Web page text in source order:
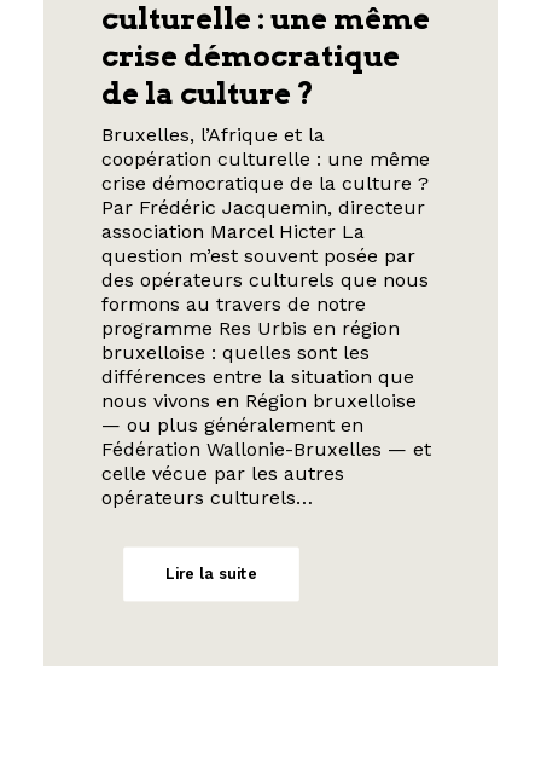
culturelle : une même
crise démocratique
de la culture ?
Bruxelles, l’Afrique et la
coopération culturelle : une même
crise démocratique de la culture ?
Par Frédéric Jacquemin, directeur
association Marcel Hicter La
question m’est souvent posée par
des opérateurs culturels que nous
formons au travers de notre
programme Res Urbis en région
bruxelloise : quelles sont les
différences entre la situation que
nous vivons en Région bruxelloise
— ou plus généralement en
Fédération Wallonie-Bruxelles — et
celle vécue par les autres
opérateurs culturels…
Lire la suite